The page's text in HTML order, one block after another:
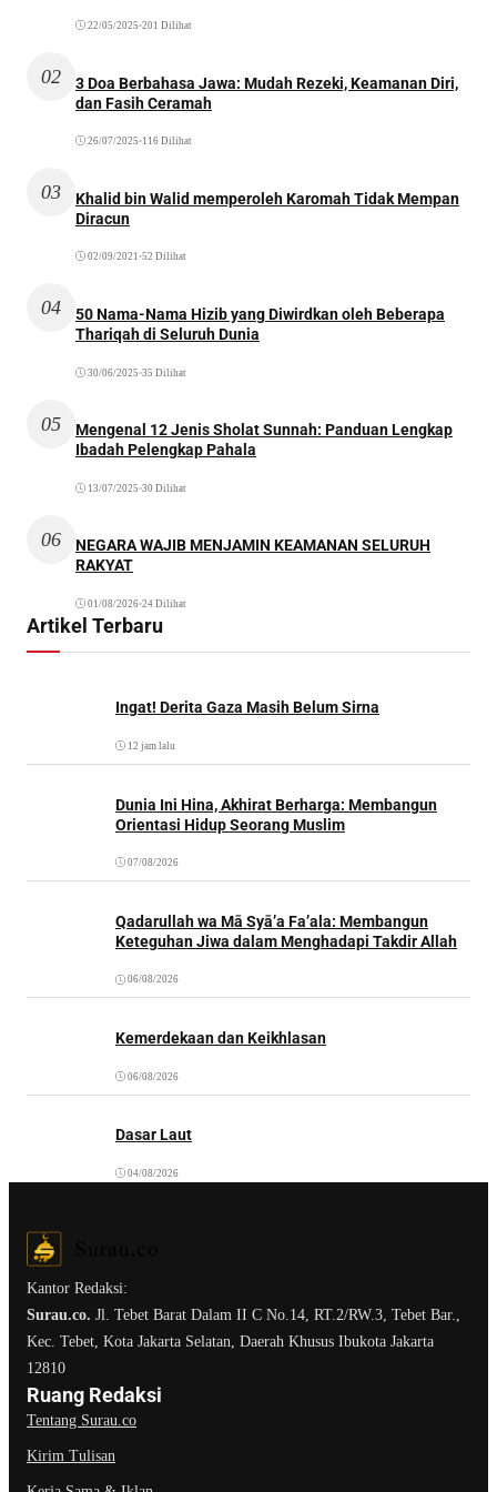
22/05/2025 •201 Dilihat
02
3 Doa Berbahasa Jawa: Mudah Rezeki, Keamanan Diri,
dan Fasih Ceramah
26/07/2025 •116 Dilihat
03
Khalid bin Walid memperoleh Karomah Tidak Mempan
Diracun
02/09/2021 •52 Dilihat
04
50 Nama-Nama Hizib yang Diwirdkan oleh Beberapa
Thariqah di Seluruh Dunia
30/06/2025 •35 Dilihat
05
Mengenal 12 Jenis Sholat Sunnah: Panduan Lengkap
Ibadah Pelengkap Pahala
13/07/2025 •30 Dilihat
06
NEGARA WAJIB MENJAMIN KEAMANAN SELURUH
RAKYAT
01/08/2026•24 Dilihat
Artikel Terbaru
Ingat! Derita Gaza Masih Belum Sirna
12 jam lalu
Dunia Ini Hina, Akhirat Berharga: Membangun
Orientasi Hidup Seorang Muslim
07/08/2026
Qadarullah wa Mā Syā’a Fa’ala: Membangun
Keteguhan Jiwa dalam Menghadapi Takdir Allah
06/08/2026
Kemerdekaan dan Keikhlasan
06/08/2026
Dasar Laut
04/08/2026
Kantor Redaksi:
Surau.co. Jl. Tebet Barat Dalam II C No.14, RT.2/RW.3, Tebet Bar.,
Kec. Tebet, Kota Jakarta Selatan, Daerah Khusus Ibukota Jakarta
12810
Ruang Redaksi
Tentang Surau.co
Kirim Tulisan